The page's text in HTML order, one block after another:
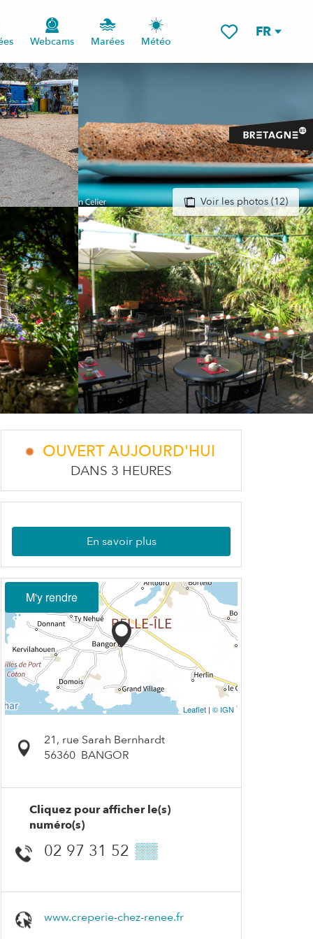
FR
Webcams Marées Météo
Voir les photos (12)
OUVERT AUJOURD'HUI
DANS 3 HEURES
En savoir plus
M'y rendre
Leaflet | © IGN
21, rue Sarah Bernhardt
56360 BANGOR
Cliquez pour afficher le(s)
numéro(s)
02 97 31 52 ▒▒
www.creperie-chez-renee.fr